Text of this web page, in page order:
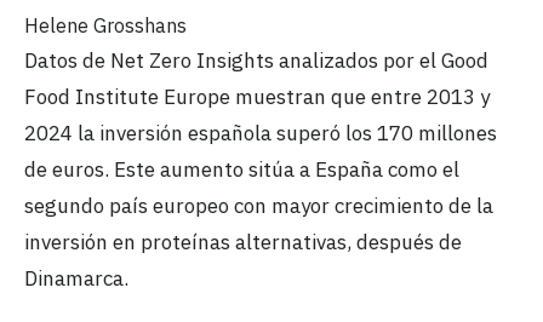
Helene Grosshans
Datos de Net Zero Insights analizados por el Good
Food Institute Europe muestran que entre 2013 y
2024 la inversión española superó los 170 millones
de euros. Este aumento sitúa a España como el
segundo país europeo con mayor crecimiento de la
inversión en proteínas alternativas, después de
Dinamarca.